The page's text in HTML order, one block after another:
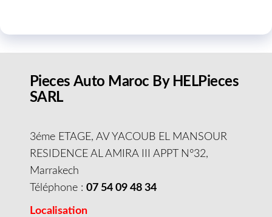
Pieces Auto Maroc By HELPieces
SARL
3éme ETAGE, AV YACOUB EL MANSOUR
RESIDENCE AL AMIRA III APPT N°32,
Marrakech
Téléphone : 07 54 09 48 34
Localisation